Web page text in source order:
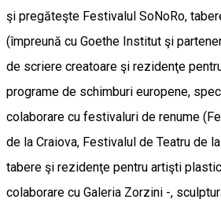
şi pregăteşte Festivalul SoNoRo,
(împreună cu Goethe Institut şi
de scriere creatoare şi rezidenţe
programe de schimburi europene,
colaborare cu festivaluri de renume
de la Craiova, Festivalul de Teatru de
tabere şi rezidenţe pentru artişti
colaborare cu Galeria Zorzini -,